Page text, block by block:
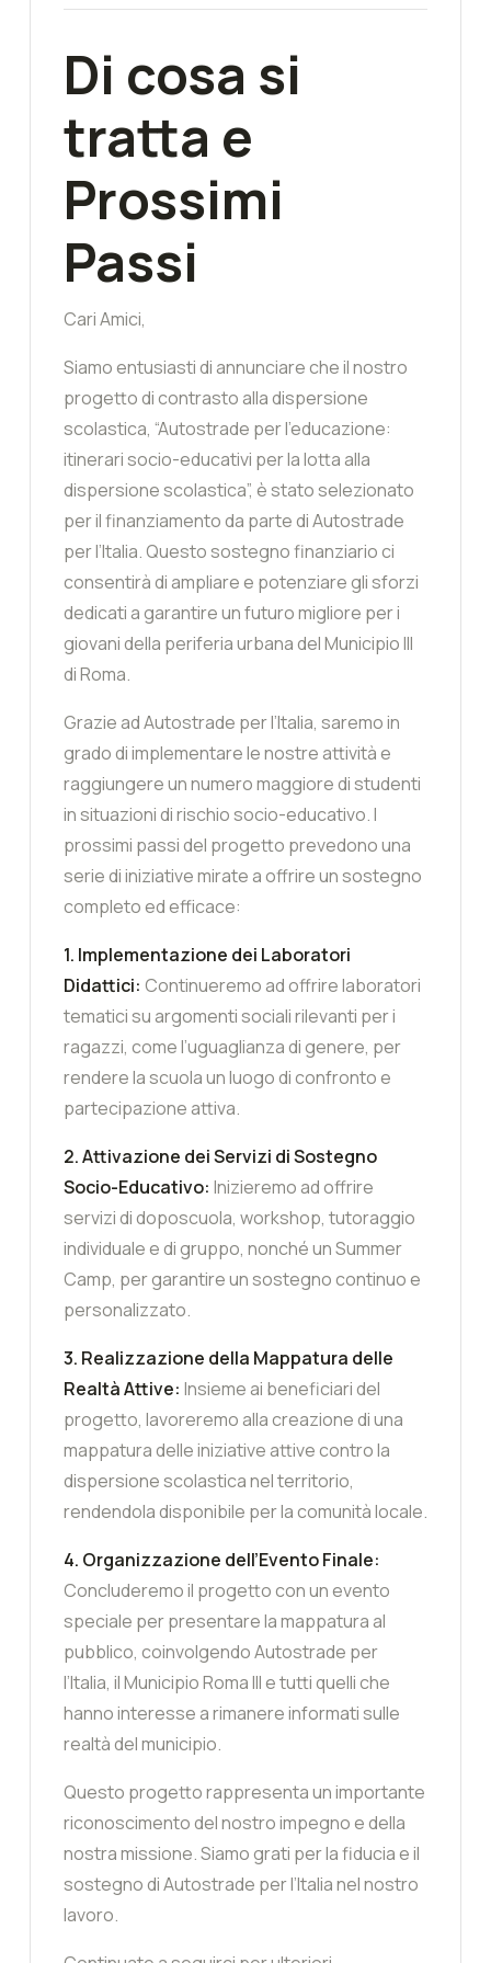
Di cosa si
tratta e
Prossimi
Passi
Cari Amici,
Siamo entusiasti di annunciare che il nostro
progetto di contrasto alla dispersione
scolastica, “Autostrade per l’educazione:
itinerari socio-educativi per la lotta alla
dispersione scolastica”, è stato selezionato
per il finanziamento da parte di Autostrade
per l’Italia. Questo sostegno finanziario ci
consentirà di ampliare e potenziare gli sforzi
dedicati a garantire un futuro migliore per i
giovani della periferia urbana del Municipio III
di Roma.
Grazie ad Autostrade per l’Italia, saremo in
grado di implementare le nostre attività e
raggiungere un numero maggiore di studenti
in situazioni di rischio socio-educativo. I
prossimi passi del progetto prevedono una
serie di iniziative mirate a offrire un sostegno
completo ed efficace:
1. Implementazione dei Laboratori
Didattici: Continueremo ad offrire laboratori
tematici su argomenti sociali rilevanti per i
ragazzi, come l’uguaglianza di genere, per
rendere la scuola un luogo di confronto e
partecipazione attiva.
2. Attivazione dei Servizi di Sostegno
Socio-Educativo: Inizieremo ad offrire
servizi di doposcuola, workshop, tutoraggio
individuale e di gruppo, nonché un Summer
Camp, per garantire un sostegno continuo e
personalizzato.
3. Realizzazione della Mappatura delle
Realtà Attive: Insieme ai beneficiari del
progetto, lavoreremo alla creazione di una
mappatura delle iniziative attive contro la
dispersione scolastica nel territorio,
rendendola disponibile per la comunità locale.
4. Organizzazione dell’Evento Finale:
Concluderemo il progetto con un evento
speciale per presentare la mappatura al
pubblico, coinvolgendo Autostrade per
l’Italia, il Municipio Roma III e tutti quelli che
hanno interesse a rimanere informati sulle
realtà del municipio.
Questo progetto rappresenta un importante
riconoscimento del nostro impegno e della
nostra missione. Siamo grati per la fiducia e il
sostegno di Autostrade per l’Italia nel nostro
lavoro.